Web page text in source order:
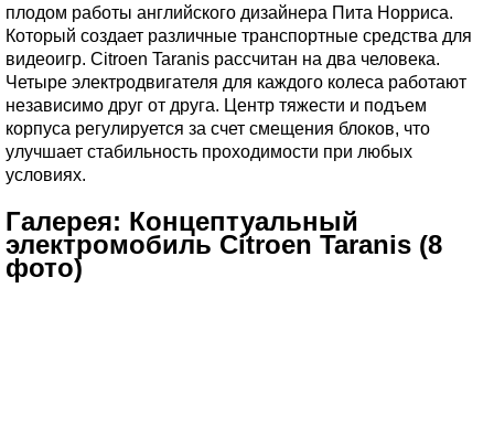
плодом работы английского дизайнера Пита Норриса.
Который создает различные транспортные средства для
видеоигр. Citroen Taranis рассчитан на два человека.
Четыре электродвигателя для каждого колеса работают
независимо друг от друга. Центр тяжести и подъем
корпуса регулируется за счет смещения блоков, что
улучшает стабильность проходимости при любых
условиях.
Галерея: Концептуальный
электромобиль Citroen Taranis (8
фото)